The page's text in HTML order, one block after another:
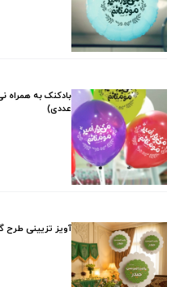
عددی)
آویز تزیینی طرح